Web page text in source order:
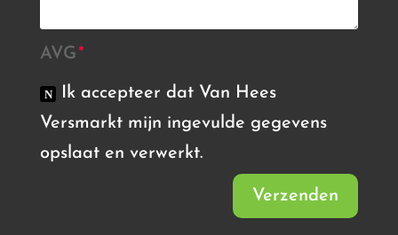
AVG
Ik accepteer dat Van Hees
Versmarkt mijn ingevulde gegevens
opslaat en verwerkt.
Verzenden